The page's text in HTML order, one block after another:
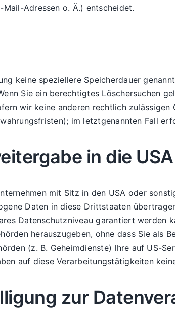
Adressen o. Ä.) entscheidet.
keine speziellere Speicherdauer
Sie ein berechtigtes Löschersuchen
wir keine anderen rechtlich
im letztgenannten Fall
in die
mit Sitz in den USA oder
Daten in diese Drittstaaten
Datenschutzniveau garantiert werden
herauszugeben, ohne dass Sie als
(z. B. Geheimdienste) Ihre auf US-
auf diese Verarbeitungstätigkeiten
zur